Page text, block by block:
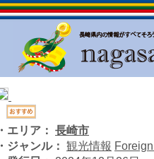
・エリア： 長崎市
・ジャンル： 観光情報